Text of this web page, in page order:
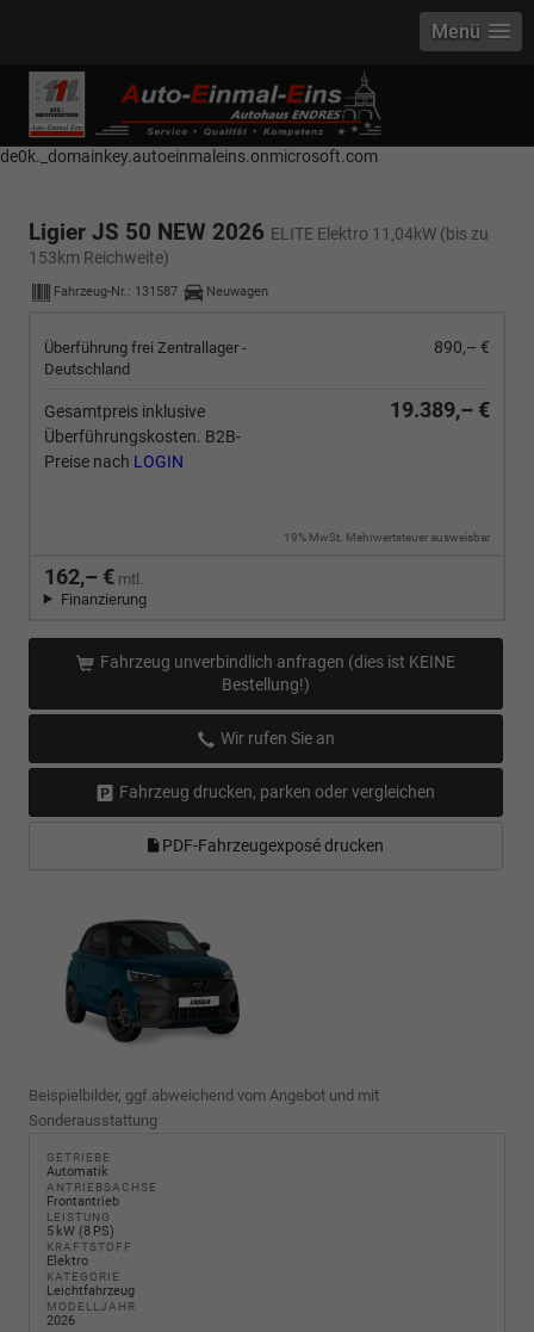
------------ Host Name : selector1._domainkey Points to address or value:
selector1-aee-de0k._domainkey.autoeinmaleins.onmicrosoft.com Host
Name : selector2._domainkey Points to address or value: selector2-aee-
de0k._domainkey.autoeinmaleins.onmicrosoft.com
Menü
Ligier JS 50 NEW 2026 ELITE Elektro 11,04kW (bis zu
153km Reichweite)
Fahrzeug-Nr.: 131587 Neuwagen
Überführung frei Zentrallager -
Deutschland
890,– €
Gesamtpreis inklusive
Überführungskosten. B2B-
Preise nach LOGIN
19.389,– €
19% MwSt. Mehrwertsteuer ausweisbar
162,– € mtl.
Finanzierung
Fahrzeug unverbindlich anfragen (dies ist KEINE
Bestellung!)
Wir rufen Sie an
Fahrzeug drucken, parken oder vergleichen
PDF-Fahrzeugexposé drucken
Beispielbilder, ggf.abweichend vom Angebot und mit
Sonderausstattung
GETRIEBE
Automatik
ANTRIEBSACHSE
Frontantrieb
LEISTUNG
5 kW (8 PS)
KRAFTSTOFF
Elektro
KATEGORIE
Leichtfahrzeug
MODELLJAHR
2026